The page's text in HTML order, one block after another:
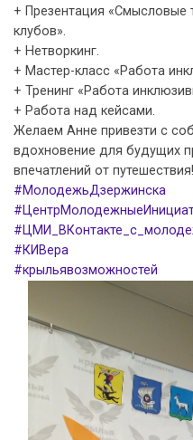
+ Презентация «Смысловые
клубов».
+ Нетворкинг.
+ Мастер-класс «Работа
+ Тренинг «Работа
+ Работа над кейсами.
Желаем Анне привезти с
вдохновение для будущих
впечатлений от путешествия!
#МолодежьДзержинска
#КИВера
#крыльявозможностей